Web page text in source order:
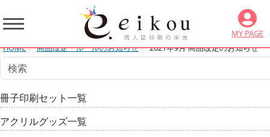
MY PAGE
HOME
商品改定・ルールのお知らせ 2021年9月 商品改定のお知らせ
冊子印刷セット一覧
アクリルグッズ一覧